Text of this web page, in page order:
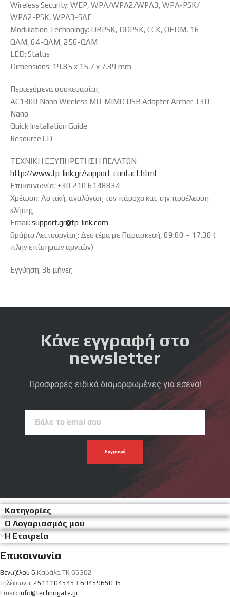
Wireless Security: WEP, WPA/WPA2/WPA3, WPA-PSK/
WPA2-PSK, WPA3-SAE
Modulation Technology: DBPSK, DQPSK, CCK, OFDM, 16-
QAM, 64-QAM, 256-QAM
LED: Status
Dimensions: 19.85 x 15.7 x 7.39 mm
Περιεχόμενα συσκευασίας
AC1300 Nano Wireless MU-MIMO USB Adapter Archer T3U
Nano
Quick Installation Guide
Resource CD
ΤΕΧΝΙΚΗ ΕΞΥΠΗΡΕΤΗΣΗ ΠΕΛΑΤΩΝ
http://www.tp-link.gr/support-contact.html
Επικοινωνία: +30 210 6148834
Χρέωση: Αστική, αναλόγως τον πάροχο και την προέλευση
κλήσης
Email: support.gr@tp-link.com
Ωράριο Λειτουργίας: Δευτέρα με Παρασκευή, 09:00 – 17.30 (
πλην επίσημων αργιών)
Εγγύηση: 36 μήνες
Κάνε εγγραφή στο
newsletter
Προσφορές ειδικά διαμορφωμένες για εσένα!
Κατηγορίες
Ο Λογαριασμός μου
Η Εταιρεία
Επικοινωνία
Βενιζέλου 6,Καβάλα ΤΚ 65302
Τηλέφωνα: 2511104545 | 6945965035
Email: info@technogate.gr